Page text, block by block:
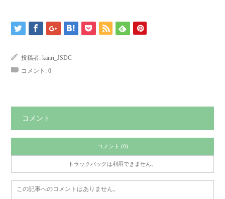
投稿者: kanri_JSDC
コメント: 0
コメント
コメント (0)
トラックバックは利用できません。
この記事へのコメントはありません。